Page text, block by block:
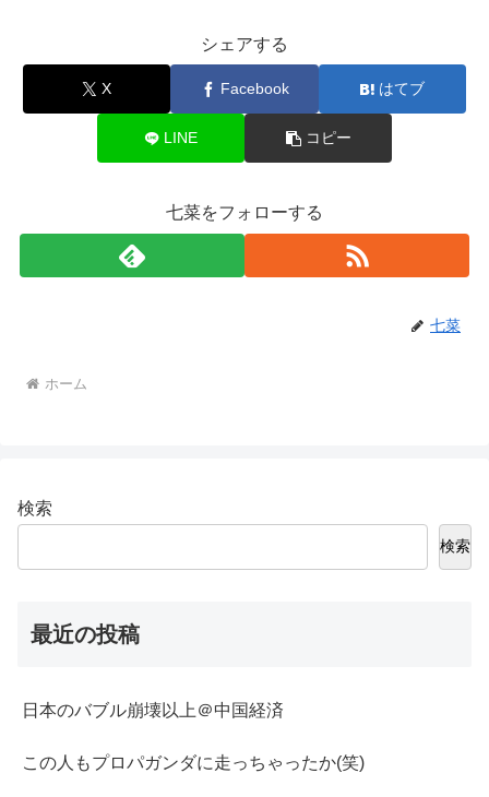
シェアする
X Facebook はてブ
LINE コピー
七菜をフォローする
七菜
ホーム
検索
検索
最近の投稿
日本のバブル崩壊以上＠中国経済
この人もプロパガンダに走っちゃったか(笑)